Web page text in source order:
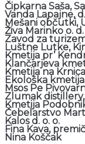
Čipkarna Saša,
Vanda Lapajne,
Mešani občutki,
Živa Marinko o.
Zavod za
Luštne Lutke,
Kmetija pr’
Klančarjeva
Kmetija na
Ekološka
Msos Pe
Zlumak
Kmetija
Čebelarstvo
Kalos d. o. o.
Fina Kava,
Nina Koščak